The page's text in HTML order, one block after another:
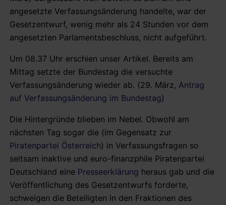
angesetzte Verfassungsänderung handelte, war der
Gesetzentwurf, wenig mehr als 24 Stunden vor dem
angesetzten Parlamentsbeschluss, nicht aufgeführt.
Um 08.37 Uhr erschien unser Artikel. Bereits am
Mittag setzte der Bundestag die versuchte
Verfassungsänderung wieder ab. (29. März, Antrag
auf Verfassungsänderung im Bundestag)
Die Hintergründe blieben im Nebel. Obwohl am
nächsten Tag sogar die (im Gegensatz zur
Piratenpartei Österreich) in Verfassungsfragen so
seltsam inaktive und euro-finanzphile Piratenpartei
Deutschland eine Presseerklärung heraus gab und die
Veröffentlichung des Gesetzentwurfs forderte,
schweigen die Beteiligten in den Fraktionen des